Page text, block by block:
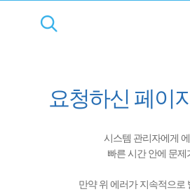
요청하신 페이
시스템 관리자에게
빠른 시간 안에 문
만약 위 에러가 지속적으로